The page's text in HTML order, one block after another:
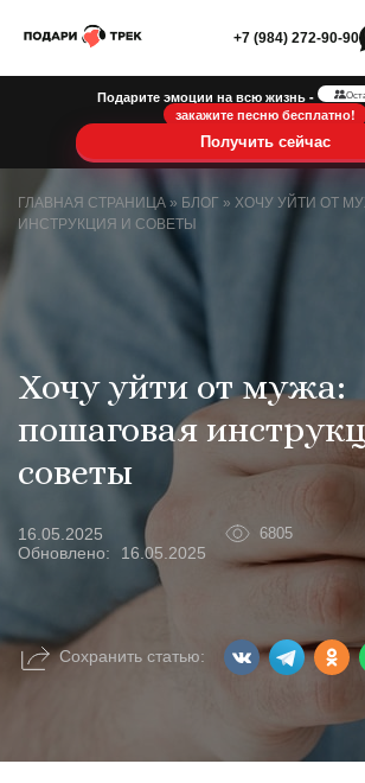
+7 (984) 272-90-90
Подарите эмоции на всю жизнь -
закажите песню бесплатно!
Получить сейчас
ГЛАВНАЯ СТРАНИЦА » БЛОГ » ХОЧУ УЙТИ ОТ
ИНСТРУКЦИЯ И СОВЕТЫ
Хочу уйти от мужа:
пошаговая
советы
16.05.2025 6805
Обновлено:
16.05.2025
Сохранить статью: